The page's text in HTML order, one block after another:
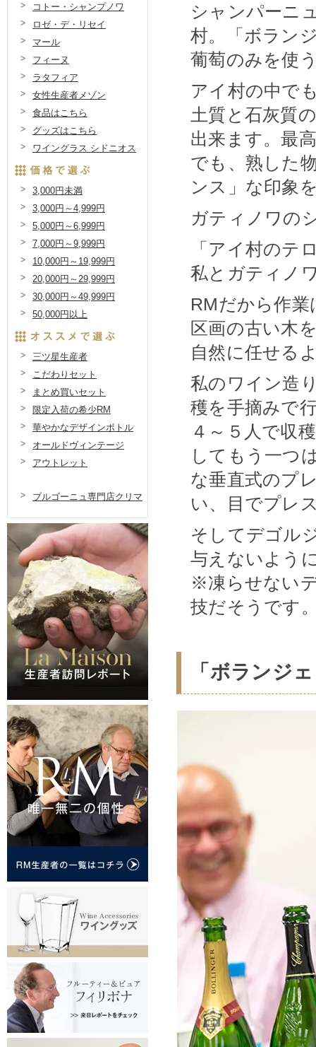
シャンパーニ
村。「ボラン
葡萄のみを使
アイ村の中で
土質と石灰質
出来ます。最
でも、熟した
ンス」な印象
ガティノワの
「アイ村のテ
私とガティノ
RMだから作
区画の古い木
自然に任せる
私のワイン造
穫を手摘みで
４～５人で収
してもう一つ
な垂直式のプ
い、目でプレ
そしてデゴル
与えないよう
※凍らせない
技だそうです
「ボランジ
コトー・シャンプノワ
ロゼ・デ・リセイ
マール
フィーヌ
ラタフィア
女性生産者メゾン
食品はこちら
グッズはこちら
ワイングラス シドニオス
3,000円未満
3,000円～4,999円
5,000円～6,999円
7,000円～9,999円
10,000円～19,999円
20,000円～29,999円
30,000円～49,999円
50,000円以上
三ツ星生産者
こだわりセット
まとめ買いセット
限定入荷の希少RM
華やかなデザインボトル
オールドヴィンテージ
アウトレット
ブルゴーニュ専門店クリマ